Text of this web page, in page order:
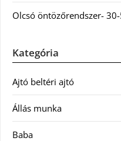
Olcsó öntözőrendszer-
Kategória
Ajtó beltéri ajtó
Állás munka
Baba